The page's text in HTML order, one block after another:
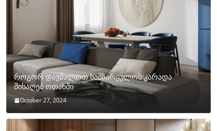
როგორ დავმალოთ სამზარეულოს კარადა
მისაღებ ოთახში
October 27, 2024